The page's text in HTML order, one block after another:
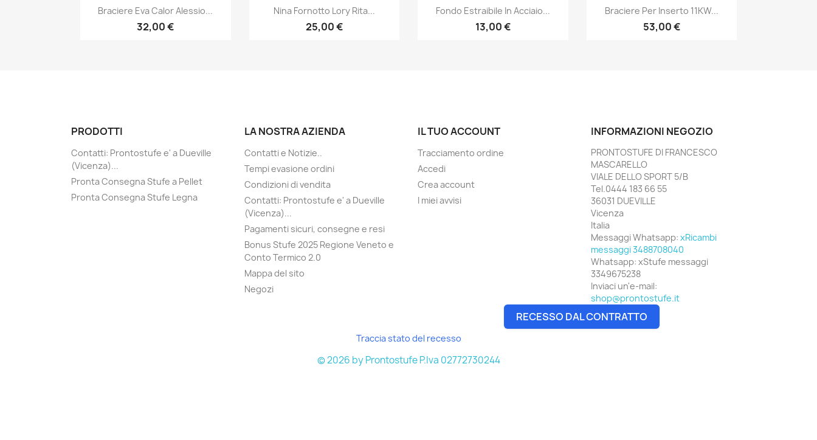
Anteprima
Braciere Eva Calor Alessio...
32,00 €
Anteprima
Nina Fornotto Lory Rita...
25,00 €
Anteprima
Fondo Estraibile In Acciaio...
13,00 €
Anteprima
Braciere Per Inserto 11KW...
53,00 €
PRODOTTI
Contatti: Prontostufe e' a Dueville
(Vicenza)...
Pronta Consegna Stufe a Pellet
Pronta Consegna Stufe Legna
LA NOSTRA AZIENDA
Contatti e Notizie..
Tempi evasione ordini
Condizioni di vendita
Contatti: Prontostufe e' a Dueville
(Vicenza)...
Pagamenti sicuri, consegne e resi
Bonus Stufe 2025 Regione Veneto e
Conto Termico 2.0
Mappa del sito
Negozi
IL TUO ACCOUNT
Tracciamento ordine
Accedi
Crea account
I miei avvisi
INFORMAZIONI NEGOZIO
PRONTOSTUFE DI FRANCESCO
MASCARELLO
VIALE DELLO SPORT 5/B
Tel.0444 183 66 55
36031 DUEVILLE
Vicenza
Italia
Messaggi Whatsapp: xRicambi
messaggi 3488708040
Whatsapp: xStufe messaggi
3349675238
Inviaci un'e-mail:
shop@prontostufe.it
RECESSO DAL CONTRATTO
Traccia stato del recesso
© 2026 by Prontostufe P.Iva 02772730244